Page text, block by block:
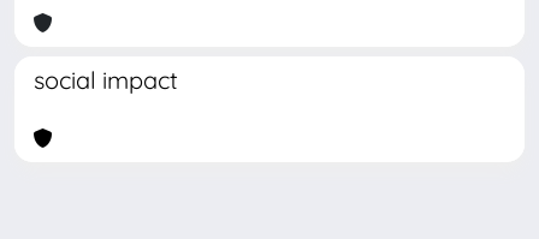
social impact